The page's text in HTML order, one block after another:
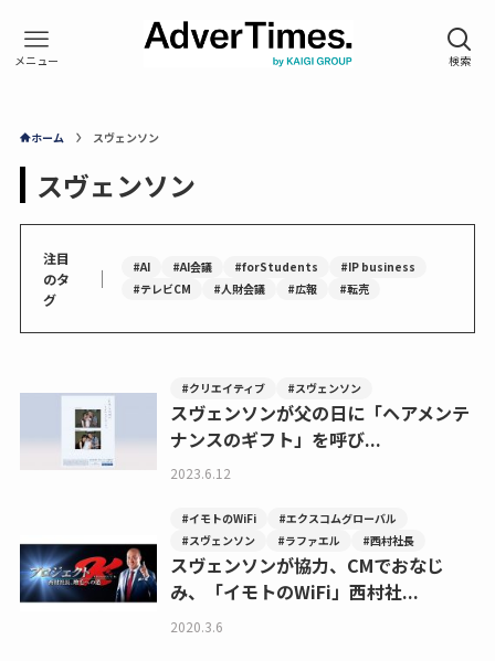
ホーム スヴェンソン
スヴェンソン
注目
のタ
グ
｜ #AI #AI会議 #forStudents
#IP business
#テレビCM
#人財会議 #広報 #転売
#クリエイティブ #スヴェンソン
スヴェンソンが父の日に「ヘアメンテ
ナンスのギフト」を呼び...
2023.6.12
#イモトのWiFi
#エクスコムグローバル
#スヴェンソン
#ラファエル #西村社長
スヴェンソンが協力、CMでおなじ
み、「イモトのWiFi」西村社...
2020.3.6